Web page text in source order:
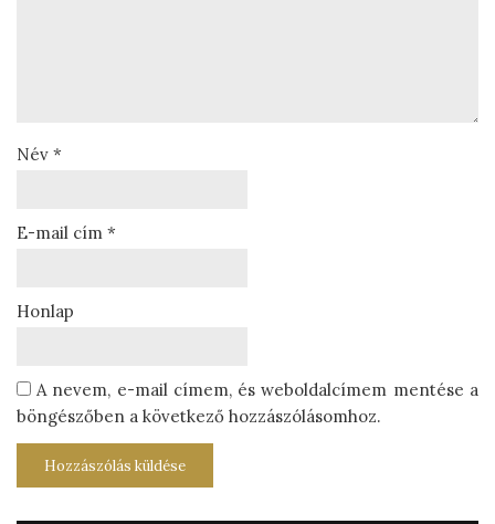
Név *
E-mail cím *
Honlap
A nevem, e-mail címem, és weboldalcímem mentése a
böngészőben a következő hozzászólásomhoz.